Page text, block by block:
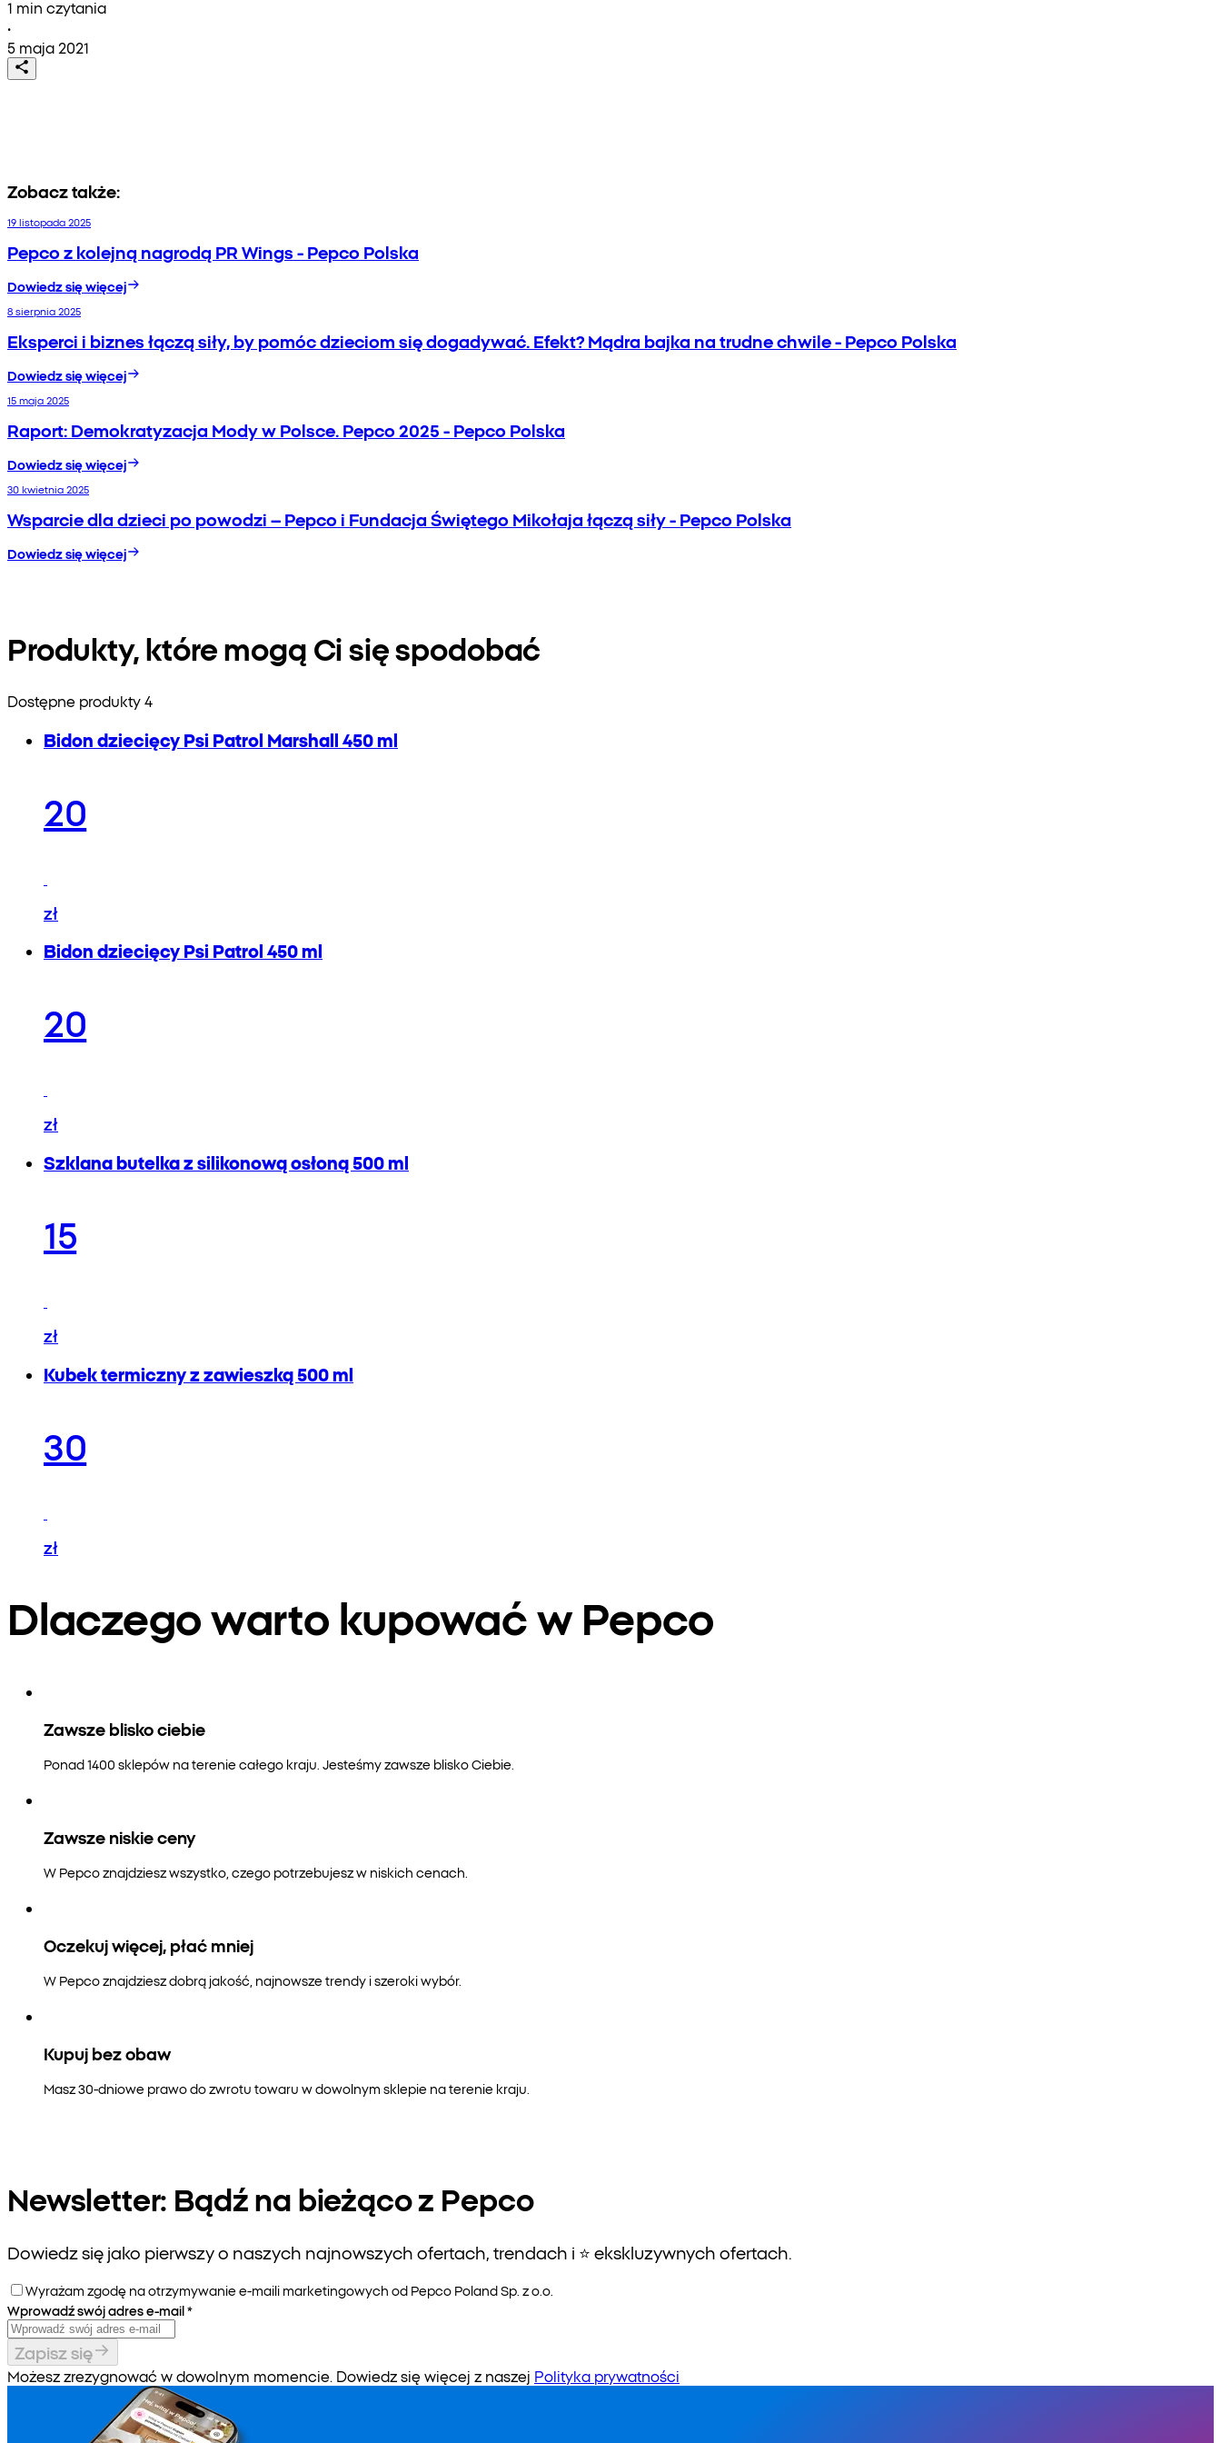
1 min czytania
•
5 maja 2021
Zobacz także:
19 listopada 2025
Pepco z kolejną nagrodą PR Wings - Pepco Polska
Dowiedz się więcej
8 sierpnia 2025
Eksperci i biznes łączą siły, by pomóc dzieciom się dogadywać. Efekt? Mądra bajka na trudne chwile - Pepco Polska
Dowiedz się więcej
15 maja 2025
Raport: Demokratyzacja Mody w Polsce. Pepco 2025 - Pepco Polska
Dowiedz się więcej
30 kwietnia 2025
Wsparcie dla dzieci po powodzi – Pepco i Fundacja Świętego Mikołaja łączą siły - Pepco Polska
Dowiedz się więcej
Produkty, które mogą Ci się spodobać
Dostępne produkty 4
Bidon dziecięcy Psi Patrol Marshall 450 ml
20
zł
Bidon dziecięcy Psi Patrol 450 ml
20
zł
Szklana butelka z silikonową osłoną 500 ml
15
zł
Kubek termiczny z zawieszką 500 ml
30
zł
Dlaczego warto kupować w Pepco
Zawsze blisko ciebie
Ponad 1400 sklepów na terenie całego kraju. Jesteśmy zawsze blisko Ciebie.
Zawsze niskie ceny
W Pepco znajdziesz wszystko, czego potrzebujesz w niskich cenach.
Oczekuj więcej, płać mniej
W Pepco znajdziesz dobrą jakość, najnowsze trendy i szeroki wybór.
Kupuj bez obaw
Masz 30-dniowe prawo do zwrotu towaru w dowolnym sklepie na terenie kraju.
Newsletter: Bądź na bieżąco z Pepco
Dowiedz się jako pierwszy o naszych najnowszych ofertach, trendach i ⭐️ ekskluzywnych ofertach.
Wyrażam zgodę na otrzymywanie e-maili marketingowych od Pepco Poland Sp. z o.o.
Wprowadź swój adres e-mail*
Zapisz się
Możesz zrezygnować w dowolnym momencie. Dowiedz się więcej z naszej Polityka prywatności